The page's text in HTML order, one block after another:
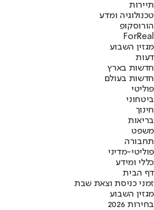
תיירות
טכנולוגיה ומדע
הורוסקופ
ForReal
מגזין השבוע
דעות
חדשות בארץ
חדשות בעולם
פוליטי
ביטחוני
חינוך
בריאות
משפט
תחבורה
פוליטי-מדיני
כללי ומידע
דף הבית
זמני כניסת וצאת שבת
מגזין השבוע
בחירות 2026